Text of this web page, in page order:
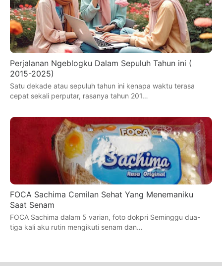
Perjalanan Ngeblogku Dalam Sepuluh Tahun ini (
2015-2025)
Satu dekade atau sepuluh tahun ini kenapa waktu terasa
cepat sekali perputar, rasanya tahun 201…
FOCA Sachima Cemilan Sehat Yang Menemaniku
Saat Senam
FOCA Sachima dalam 5 varian, foto dokpri Seminggu dua-
tiga kali aku rutin mengikuti senam dan…